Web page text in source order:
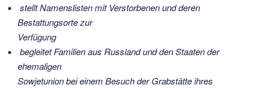
stellt Namenslisten mit Verstorbenen und deren
Bestattungsorte zur
Verfügung
begleitet Familien aus Russland und den Staaten der
ehemaligen
Sowjetunion bei einem Besuch der Grabstätte ihres